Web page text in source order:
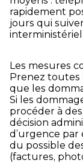
rapidement
jours qui
Les mesures
Prenez toutes
que les
Si les
procéder à
décision
d’urgence par
du possible
(factures,